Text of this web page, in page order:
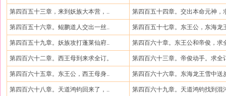
第四百五十三章，来到妖族大本营，.. 第四百五十四章。交出本命元神，
第四百五十六章。鲲鹏道人交出一丝.. 第四百五十七章。东王公，东海龙
第四百五十九章。妖族攻打蓬莱仙府.. 第四百六十章。东王公和帝俊，求
第四百六十二章。西王母到来求全订。 第四百六十三章。帝俊动手。求全
第四百六十五章。东王公，西王母身.. 第四百六十六章。东海龙王雪中送
第四百六十八章。天道鸿钧回来了，.. 第四百六十九章。天道鸿钧找到混